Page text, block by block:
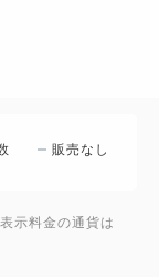
販売なし
示料金の通貨は